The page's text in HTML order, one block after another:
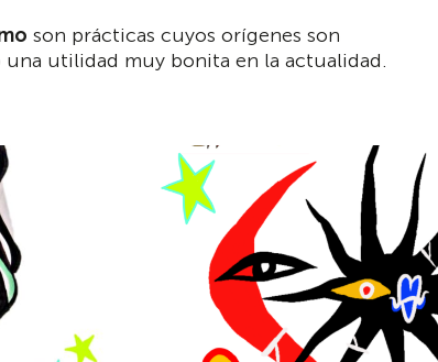
son prácticas cuyos orígenes son
utilidad muy bonita en la actualidad.